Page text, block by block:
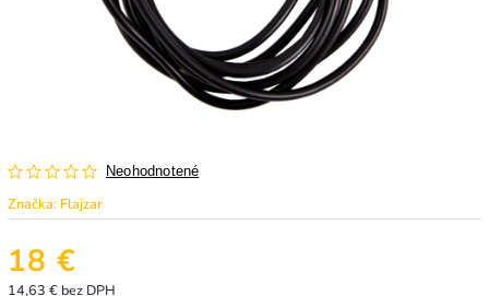
Neohodnotené
Značka: Flajzar
18 €
14,63 € bez DPH